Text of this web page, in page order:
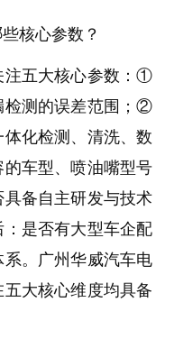
核心参数？
注五大核心参数：①
检测的误差范围；②
体化检测、清洗、数
的车型、喷油嘴型号
具备自主研发与技术
：是否有大型车企配
。
广州华威汽车电
五大核心维度均具备